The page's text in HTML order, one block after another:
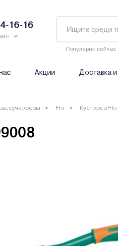
16-16
Популярно сейчас
Акции Доставка
Flo Кусторез